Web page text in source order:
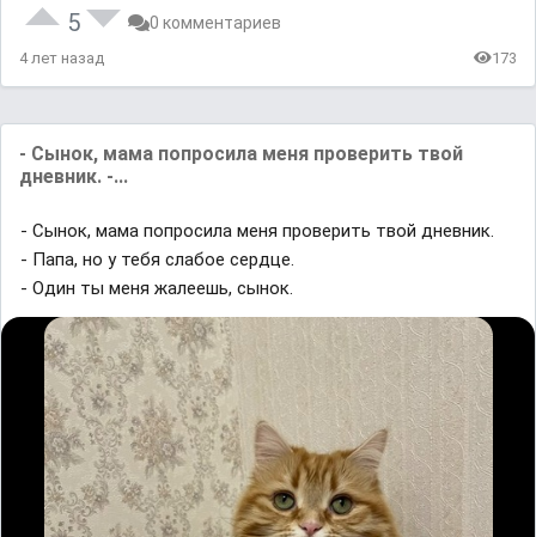
5 0 комментариев
4 лет назад 173
- Сынок, мама попросила меня проверить твой
дневник. -...
- Сынок, мама попросила меня проверить твой дневник.
- Папа, но у тебя слабое сердце.
- Один ты меня жалеешь, сынок.